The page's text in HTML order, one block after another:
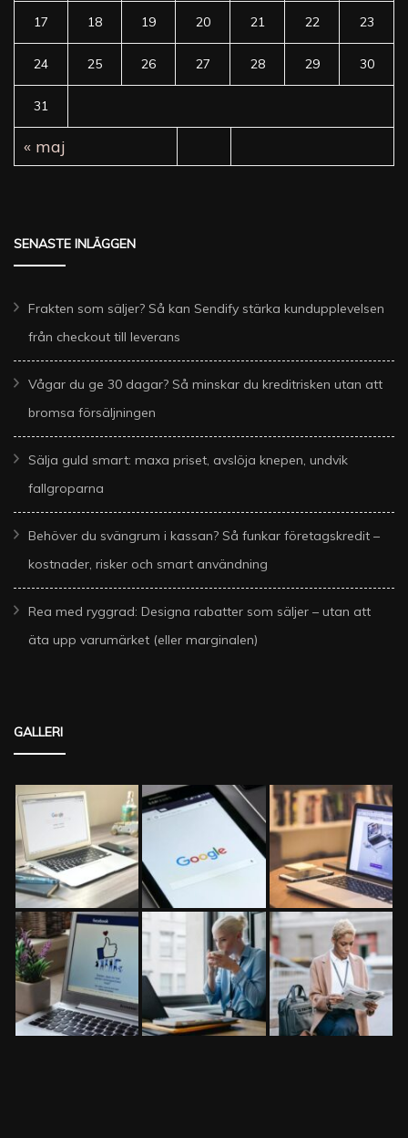
17 18 19 20 21 22 23
24 25 26 27 28 29 30
31
« maj
SENASTE INLÄGGEN
Frakten som säljer? Så kan Sendify stärka kundupplevelsen
från checkout till leverans
Vågar du ge 30 dagar? Så minskar du kreditrisken utan att
bromsa försäljningen
Sälja guld smart: maxa priset, avslöja knepen, undvik
fallgroparna
Behöver du svängrum i kassan? Så funkar företagskredit –
kostnader, risker och smart användning
Rea med ryggrad: Designa rabatter som säljer – utan att
äta upp varumärket (eller marginalen)
GALLERI